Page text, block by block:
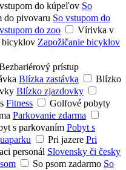
do kúpeľov So
do pivovaru So vstupom do
do zoo
Vírivka v
bicyklov Zapožičanie bicyklov
prístup
Blízka zastávka
Blízko
Blízko zjazdovky
Fitness
Golfové pobyty
Parkovanie zdarma
s parkovaním Pobyt s
Pri jazere Pri
personál Slovensky či česky
So psom zadarmo So